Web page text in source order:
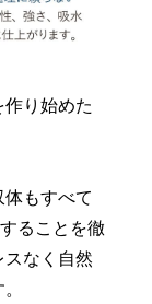
り始めた
もすべて
ることを徹
スなく自然